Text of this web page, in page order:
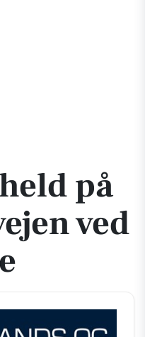
Tappernøje
på
ved